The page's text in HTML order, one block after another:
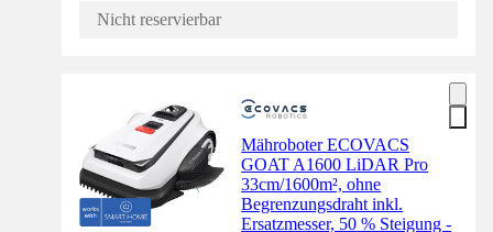
Nicht reservierbar
Mähroboter ECOVACS
GOAT A1600 LiDAR Pro
33cm/1600m², ohne
Begrenzungsdraht inkl.
Ersatzmesser, 50 % Steigung -